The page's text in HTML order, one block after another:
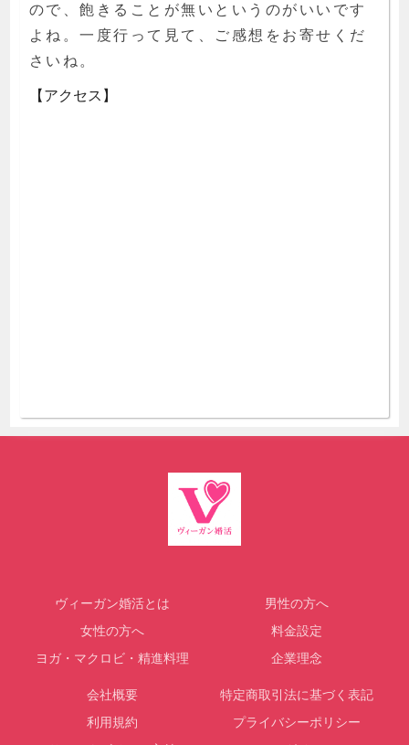
ので、飽きることが無いというのがいいです
よね。一度行って見て、ご感想をお寄せくだ
さいね。
【アクセス】
ヴィーガン婚活とは
男性の方へ
女性の方へ
料金設定
ヨガ・マクロビ・精進料理
企業理念
会社概要
特定商取引法に基づく表記
利用規約
プライバシーポリシー